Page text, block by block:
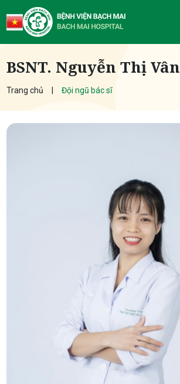
BSNT. Nguyễn Thị Vân
Trang chủ Đội ngũ bác sĩ